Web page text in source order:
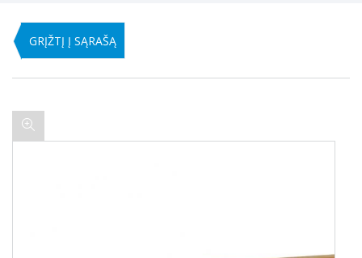
GRĮŽTĮ Į SĄRAŠĄ